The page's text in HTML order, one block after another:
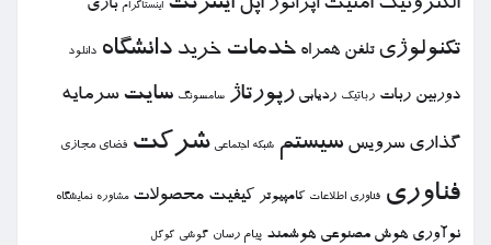
اپراتور اینستاگرام بازی
تكنولوژی تلفن همراه خدمات خرید دانشگاه دانلود
دوربین ربات رباتیك ردیابی رپورتاژ سامسونگ سایت سرمایه
گذاری سرویس سیستم شبكه اجتماعی شركت فضای مجازی
فناوری فناوری اطلاعات كامپیوتر كیفیت محصولات مشاوره نمایشگاه
نوآوری هوش مصنوعی هوشمند پیام رسان گوشی گوگل